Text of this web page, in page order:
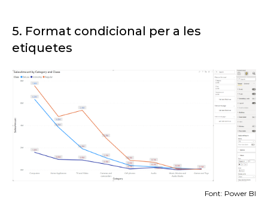
5. Format condicional per a les
etiquetes
Font: Power BI